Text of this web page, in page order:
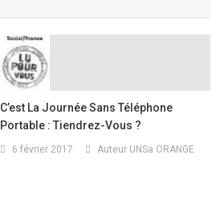
C’est La Journée Sans Téléphone
Portable : Tiendrez-Vous ?
6 février 2017 Auteur UNSa ORANGE